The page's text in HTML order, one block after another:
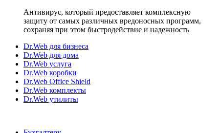
Антивирус, который предоставляет комплексную
защиту от самых различных вредоносных программ,
сохраняя при этом быстродействие и надежность
Dr.Web для бизнеса
Dr.Web для дома
Dr.Web услуга
Dr.Web коробки
Dr.Web Office Shield
Dr.Web комплекты
Dr.Web утилиты